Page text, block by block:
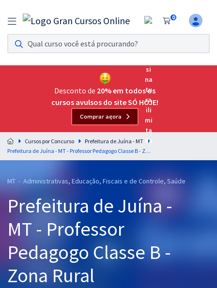
0
Assinatura Ilimitada 11
Acesso a todos os cursos. Teste grátis por 7 dias!
Assinatura OAB Até Passar
Acesso ilimitado a toda preparação para o Exame da
Residências Multiprofissionais
Preparação completa e intensiva para as principais
residências em saúde do Brasil
Cursos 20% OFF
Pós
Graduação
OAB
Desconto de 20% em todos os
cursos avulsos do site SÓ HOJE!
Comprar agora
Cursos por Concurso
Prefeitura de Juína - MT
Prefeitura de Juína - MT - Professor Pedagogo Classe B - Zona Rural
MT - Administrativas, Educação, Fiscais e de Controle, Saúde
Prefeitura de Juína -
MT - Professor
Pedagogo Classe B -
Zona Rural